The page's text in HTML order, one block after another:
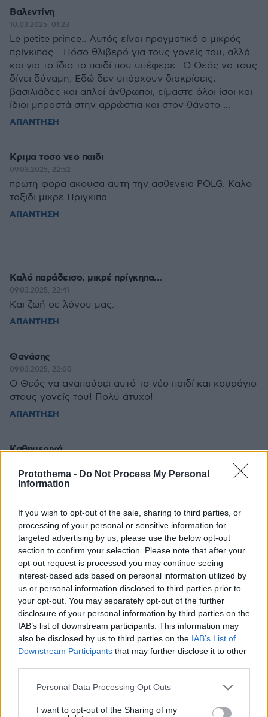
Protothema - Do Not Process My Personal
Information
If you wish to opt-out of the sale, sharing to third parties, or
processing of your personal or sensitive information for
targeted advertising by us, please use the below opt-out
section to confirm your selection. Please note that after your
opt-out request is processed you may continue seeing
interest-based ads based on personal information utilized by
us or personal information disclosed to third parties prior to
your opt-out. You may separately opt-out of the further
disclosure of your personal information by third parties on the
IAB’s list of downstream participants. This information may
also be disclosed by us to third parties on the IAB’s List of
Downstream Participants that may further disclose it to other
Please note that this website/app uses one or more Google
not limited to your visit or usage behaviour. You may click to
Personal Data Processing Opt Outs
I want to opt-out of the Sharing of my
Βαλεντίνη
10.03.2025, 01:23
Le petite prince.. Αυτός είναι πραγματικά ο μικρός
πρίγκιπας... Πόσο θλιβερό για τους γονείς του, αλλά
και για το ίδιο το παιδί που υπέφερε.. Ο Θεός να τους
δίνει δύναμη. Εδώ δεν υπάρχουν διακρίσεις,
βασιλιάδες και απλοί άνθρωποι, είμαστε όλοι ίσοι και
ίδιοι μπροστά στην αρρώστια και στον θάνατο ...
ΑΠΑΝΤΗΣΗ
Κριμα τοσο νεο παιδι
09.03.2025, 22:52
πρωτη φορα ακουσα αυτη την ασθενεια POLG. Καλο
ταξιδι μικρε Πριγκιπα.
ΑΠΑΝΤΗΣΗ
Καλό παράδεισο, μικρέ πρίγκηπα...
09.03.2025, 22:41
Και ζωή σε λόγου μας.
ΑΠΑΝΤΗΣΗ
Θανάσης
09.03.2025, 22:00
Ο Θεός να αναπαύσει αυτό το νέο παιδί και κουράγιο
στους γονείς του! Πολύ άτυχο!
ΑΠΑΝΤΗΣΗ
Καθημερινά...
Πεθαίνουν χιλιάδες παιδιά σε ολο τον κόσμο... αλλά
αυτά δεν είναι γαλοζοαίματα, οπότε λίγο μας νοιάζει!
Χολη
09.03.2025, 22:17
Και σε αυτά χολή ρε καραγκιόζη δες? Η κακια και
η γρουσουζιά σας, θα σας γυρίσει μπούμερανγκ.
Καλό κουράγιο.
ΑΠΑΝΤΗΣΗ
Αχ !
09.03.2025, 22:09
ασθένειες δεν κοιτούν , χρήματα ….δεξου απλά
την ΘΛΙΨΗ ότι ένα ΝΕΟ ΠΑΙΔΙ ΠΕΘΑΝΕ .